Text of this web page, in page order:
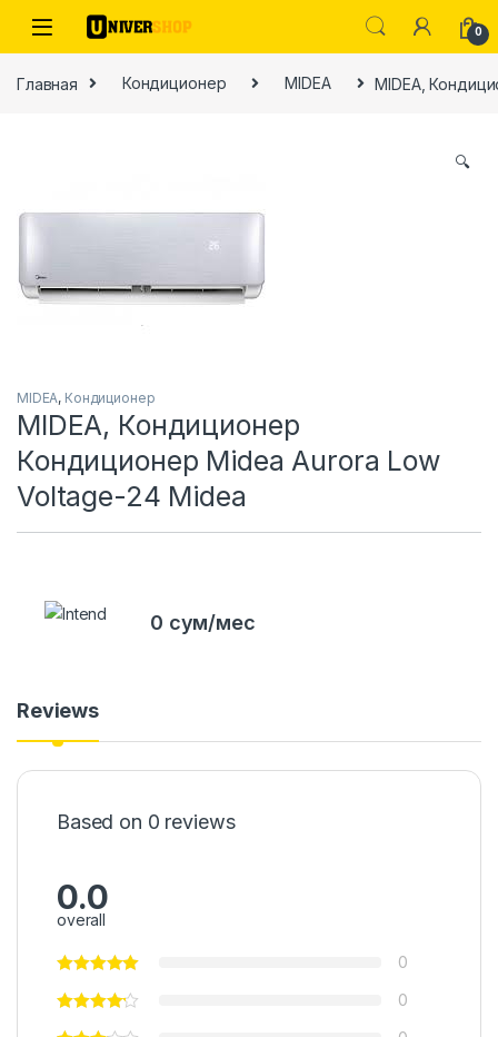
Skip to navigation
Skip to content
0
Главная Кондиционер MIDEA MIDEA,
🔍
MIDEA, Кондиционер
MIDEA, Кондиционер
Кондиционер Midea Aurora Low
Voltage-24 Midea
0 сум/мес
Reviews
Based on 0 reviews
0.0
overall
0
0